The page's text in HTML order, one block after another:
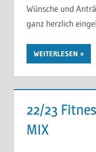
Wünsche und
ganz herzlich
WEITERLESEN
22/23
MIX